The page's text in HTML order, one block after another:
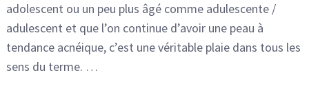
adolescent ou un peu plus âgé comme adulescente /
adulescent et que l’on continue d’avoir une peau à
tendance acnéique, c’est une véritable plaie dans tous les
sens du terme. …